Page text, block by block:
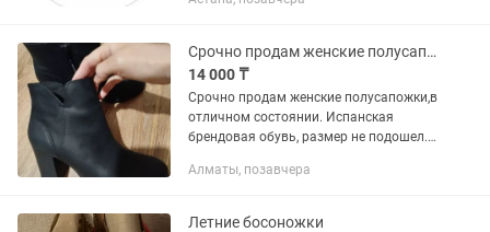
кондитерский магазин "Ар - Ай". Режим
Срочно продам женские полусапожки
14 000 ₸
Срочно продам женские полусапожки,в
отличном состоянии. Испанская
брендовая обувь, размер не подошел.
Алматы, позавчера
Летние босоножки